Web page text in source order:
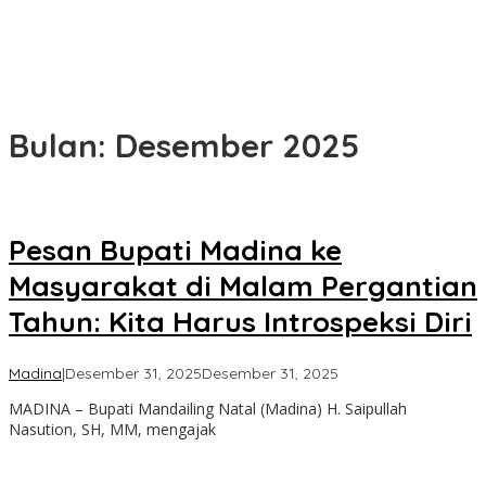
Bulan: Desember 2025
Pesan Bupati Madina ke
Masyarakat di Malam Pergantian
Tahun: Kita Harus Introspeksi Diri
Madina|Desember 31, 2025Desember 31, 2025
MADINA – Bupati Mandailing Natal (Madina) H. Saipullah
Nasution, SH, MM, mengajak